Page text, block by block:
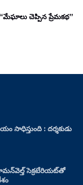
చెప్పిన ప్రేమకథ”
సాధిస్తుంది : దర్శకుడు
సెక్రటేరియట్‌తో